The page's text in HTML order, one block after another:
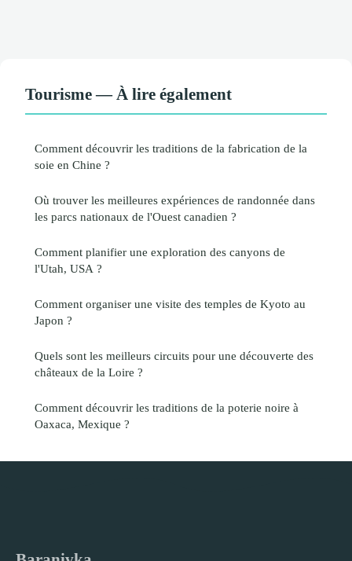
Tourisme — À lire également
Comment découvrir les traditions de la fabrication de la
soie en Chine ?
Où trouver les meilleures expériences de randonnée dans
les parcs nationaux de l'Ouest canadien ?
Comment planifier une exploration des canyons de
l'Utah, USA ?
Comment organiser une visite des temples de Kyoto au
Japon ?
Quels sont les meilleurs circuits pour une découverte des
châteaux de la Loire ?
Comment découvrir les traditions de la poterie noire à
Oaxaca, Mexique ?